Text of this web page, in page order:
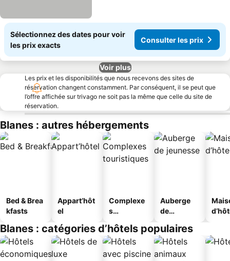
Sélectionnez des dates pour voir
les prix exacts
Consulter les prix
Voir plus
Les prix et les disponibilités que nous recevons des sites de
réservation changent constamment. Par conséquent, il se peut que
l’offre affichée sur trivago ne soit pas la même que celle du site de
réservation.
Blanes : autres hébergements
Bed & Brea
kfasts
Appart’hôt
el
Complexe
s
s
Auberge
de
Blanes : catégories d’hôtels populaires